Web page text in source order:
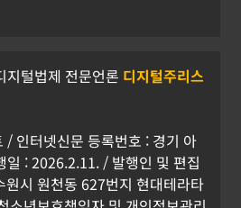
지털법제 전문언론 디지털주리스
/ 인터넷신문 등록번호 : 경기 아
일 : 2026.2.11. / 발행인 및 편집
원시 원천동 627번지 현대테라타